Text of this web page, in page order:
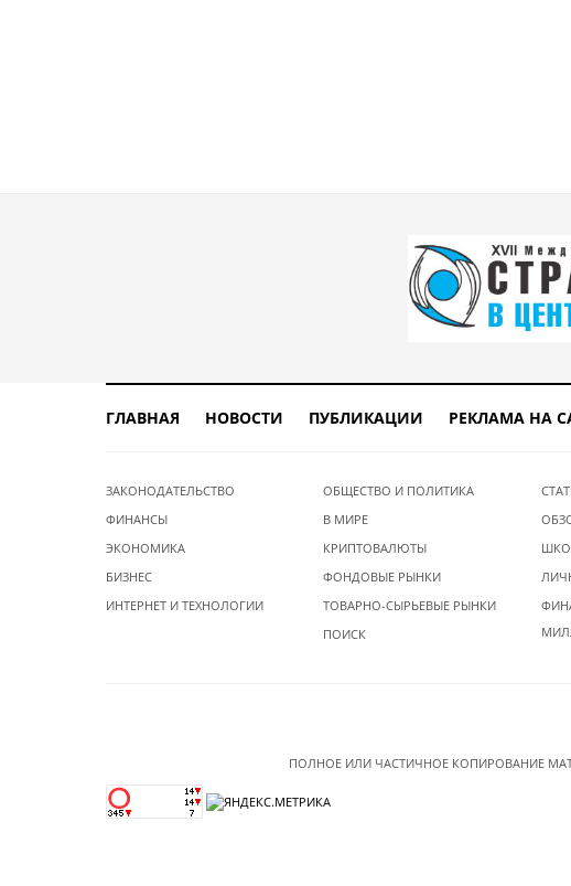
ГЛАВНАЯ НОВОСТИ ПУБЛИКАЦИИ РЕКЛАМА НА
ЗАКОНОДАТЕЛЬСТВО
ФИНАНСЫ
ЭКОНОМИКА
БИЗНЕС
ИНТЕРНЕТ И ТЕХНОЛОГИИ
ОБЩЕСТВО И ПОЛИТИКА
В МИРЕ
КРИПТОВАЛЮТЫ
ФОНДОВЫЕ РЫНКИ
ТОВАРНО-СЫРЬЕВЫЕ РЫНКИ
ПОИСК
ПОЛНОЕ ИЛИ ЧАСТИЧНОЕ КОПИРОВАНИЕ